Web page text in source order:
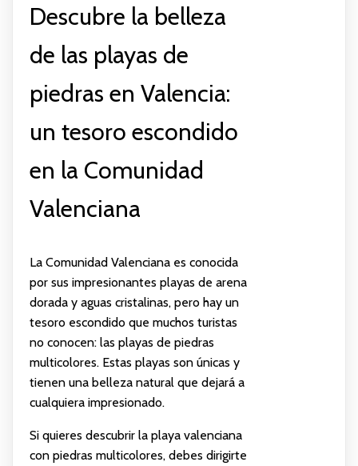
Descubre la belleza
de las playas de
piedras en Valencia:
un tesoro escondido
en la Comunidad
Valenciana
La Comunidad Valenciana es conocida
por sus impresionantes playas de arena
dorada y aguas cristalinas, pero hay un
tesoro escondido que muchos turistas
no conocen: las playas de piedras
multicolores. Estas playas son únicas y
tienen una belleza natural que dejará a
cualquiera impresionado.
Si quieres descubrir la playa valenciana
con piedras multicolores, debes dirigirte